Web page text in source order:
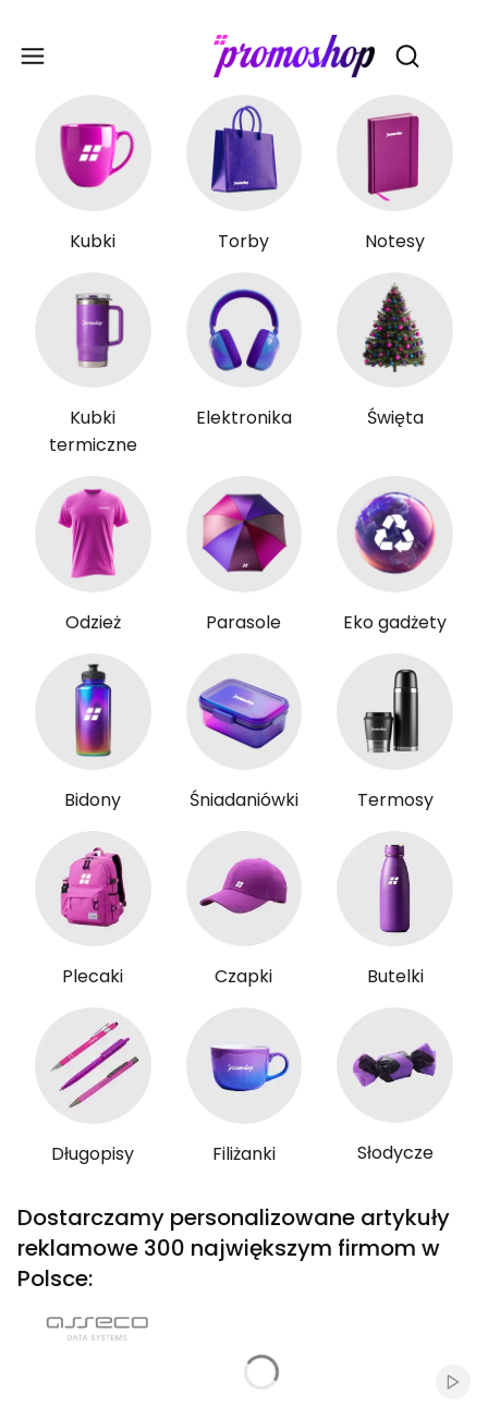
Otwórz
Kubki Torby Notesy
Kubki
termiczne
Elektronika Święta
Odzież Parasole Eko gadżety
Bidony Śniadaniówki Termosy
Plecaki Czapki Butelki
Długopisy Filiżanki Słodycze
Dostarczamy personalizowane artykuły
reklamowe 300 największym firmom w
Polsce: